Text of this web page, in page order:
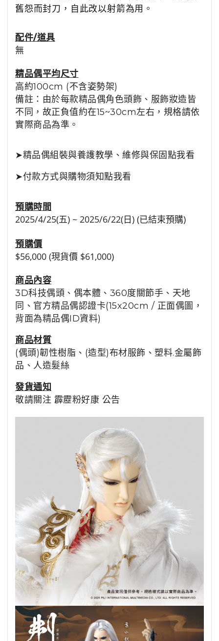
舊怨而封刀，自此改以射箭為用。
配件/道具
無
精品偶平均尺寸
高約100cm (不含姿勢架)
備註：由於每款精品偶角色頭飾、服飾妝造皆
不同，故正負值約在15~30cm左右，規格請依
實際商品為準。
➤精品偶組裝與養護教學、維修與保固點我看
➤付款方式與購物須知點我看
預購時間
2025/4/25(五) ~ 2025/6/22(日) (已結束預購)
預購價
$56,000 (現貨價 $61,000)
商品內容
3D科技偶頭 、偶本體、360度關節手、天地
同、 官方精品偶認證卡(15x20cm / 正面偶圖，
背面為精品偶ID資料)
商品材質
(偶頭)韌性樹脂、(造型)布材服飾、塑料.金屬飾
品、人造髮絲
發貨通知
敬請關注 霹靂粉好康 公告